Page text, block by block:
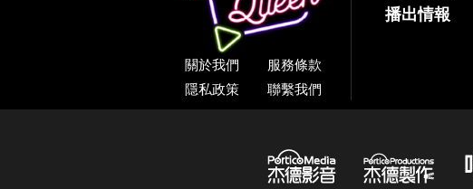
關於我們
服務條款
隱私政策
聯繫我們
播出情報